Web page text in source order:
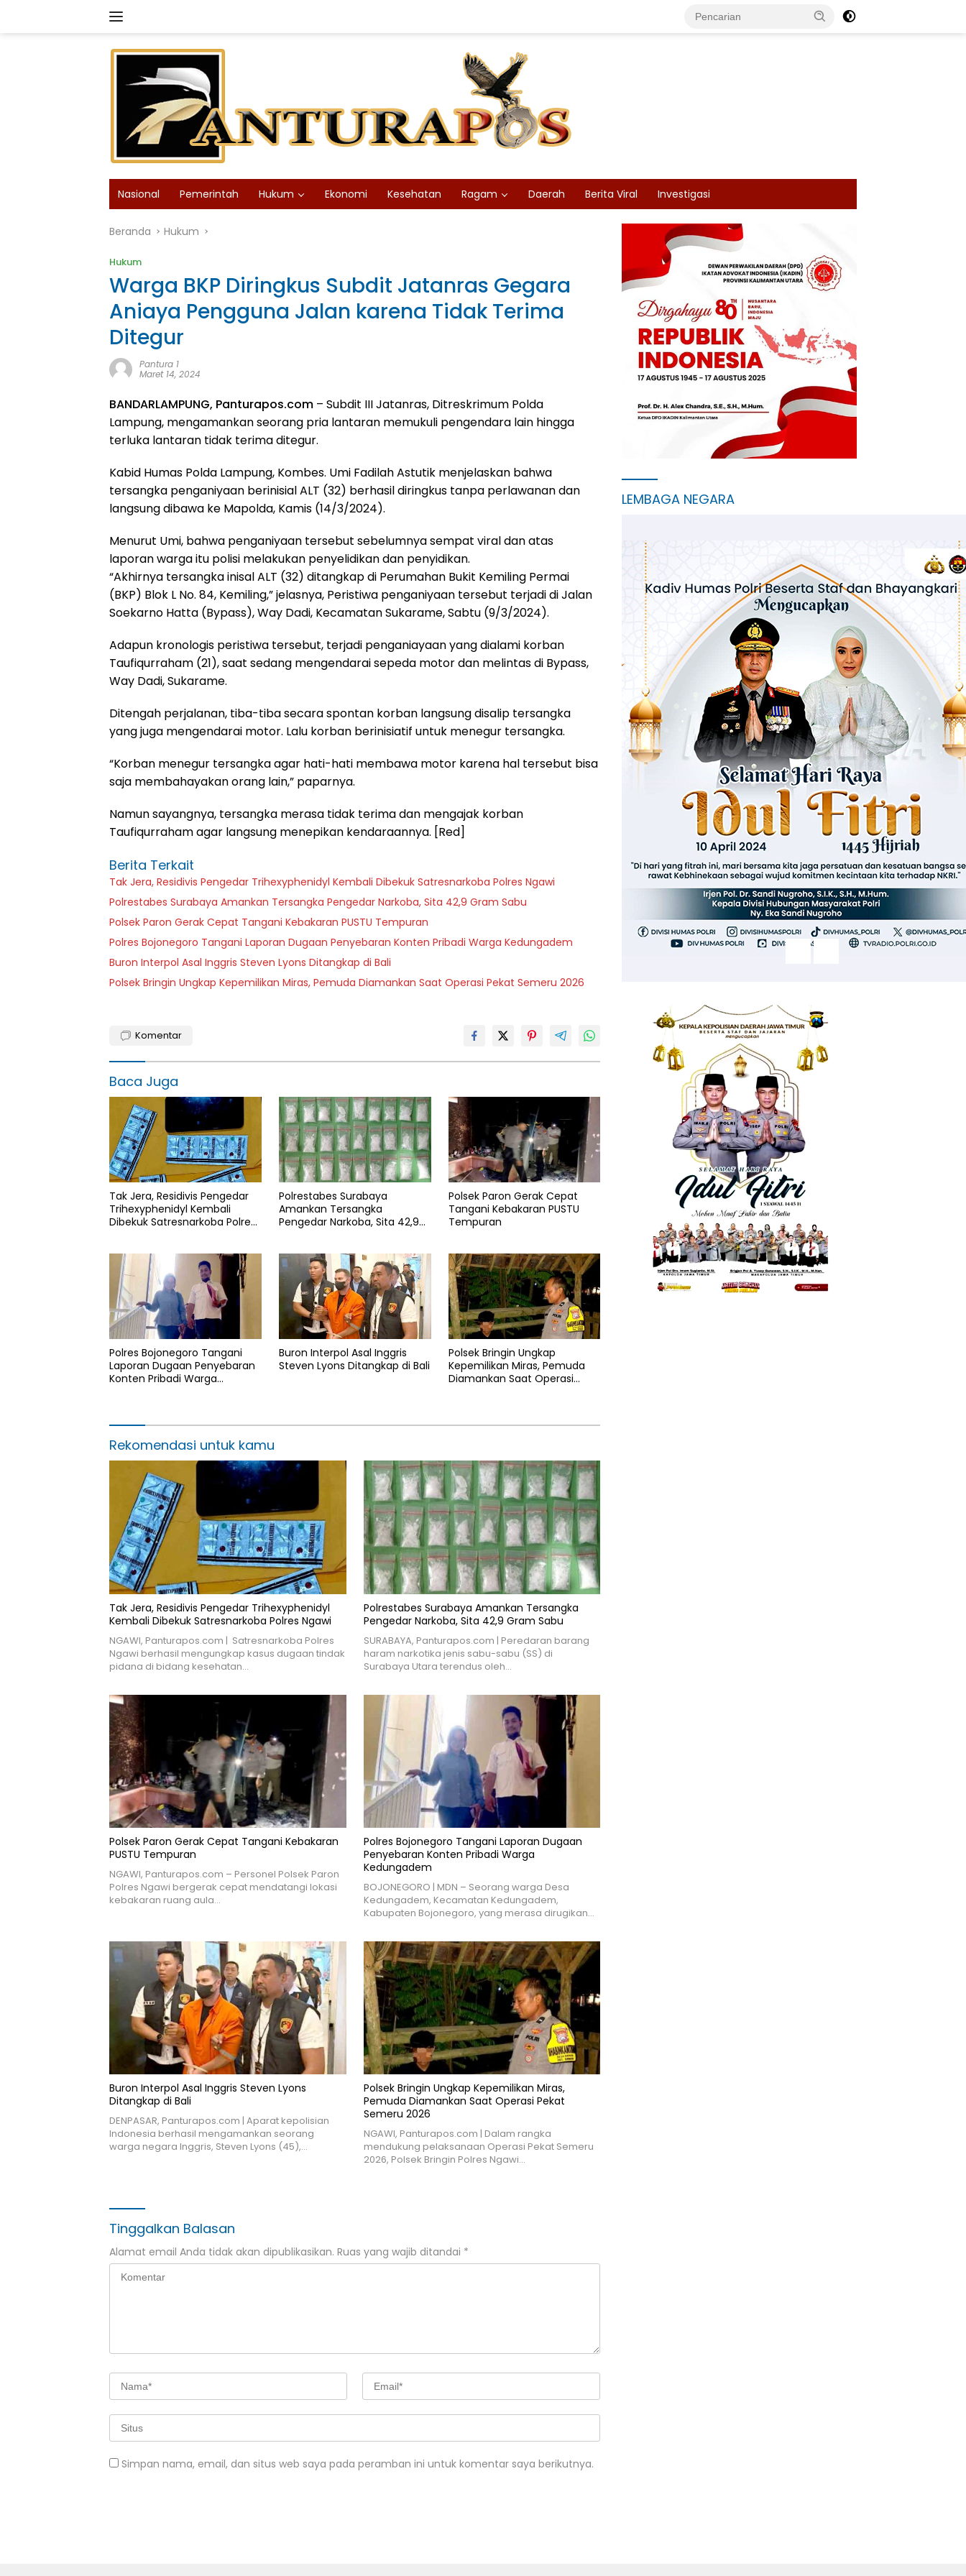
Nasional Pemerintah Hukum Ekonomi Kesehatan Ragam Daerah Berita Viral Investigasi
Beranda Hukum
Hukum
Warga BKP Diringkus Subdit Jatanras Gegara
Aniaya Pengguna Jalan karena Tidak Terima
Ditegur
Pantura 1
Maret 14, 2024
BANDARLAMPUNG, Panturapos.com – Subdit III Jatanras, Ditreskrimum Polda
Lampung, mengamankan seorang pria lantaran memukuli pengendara lain hingga
terluka lantaran tidak terima ditegur.
Kabid Humas Polda Lampung, Kombes. Umi Fadilah Astutik menjelaskan bahwa
tersangka penganiyaan berinisial ALT (32) berhasil diringkus tanpa perlawanan dan
langsung dibawa ke Mapolda, Kamis (14/3/2024).
Menurut Umi, bahwa penganiyaan tersebut sebelumnya sempat viral dan atas
laporan warga itu polisi melakukan penyelidikan dan penyidikan.
“Akhirnya tersangka inisal ALT (32) ditangkap di Perumahan Bukit Kemiling Permai
(BKP) Blok L No. 84, Kemiling,” jelasnya, Peristiwa penganiyaan tersebut terjadi di Jalan
Soekarno Hatta (Bypass), Way Dadi, Kecamatan Sukarame, Sabtu (9/3/2024).
Adapun kronologis peristiwa tersebut, terjadi penganiayaan yang dialami korban
Taufiqurraham (21), saat sedang mengendarai sepeda motor dan melintas di Bypass,
Way Dadi, Sukarame.
Ditengah perjalanan, tiba-tiba secara spontan korban langsung disalip tersangka
yang juga mengendarai motor. Lalu korban berinisiatif untuk menegur tersangka.
“Korban menegur tersangka agar hati-hati membawa motor karena hal tersebut bisa
saja membahayakan orang lain,” paparnya.
Namun sayangnya, tersangka merasa tidak terima dan mengajak korban
Taufiqurraham agar langsung menepikan kendaraannya. [Red]
Berita Terkait
Tak Jera, Residivis Pengedar Trihexyphenidyl Kembali Dibekuk Satresnarkoba Polres Ngawi
Polrestabes Surabaya Amankan Tersangka Pengedar Narkoba, Sita 42,9 Gram Sabu
Polsek Paron Gerak Cepat Tangani Kebakaran PUSTU Tempuran
Polres Bojonegoro Tangani Laporan Dugaan Penyebaran Konten Pribadi Warga Kedungadem
Buron Interpol Asal Inggris Steven Lyons Ditangkap di Bali
Polsek Bringin Ungkap Kepemilikan Miras, Pemuda Diamankan Saat Operasi Pekat Semeru 2026
Komentar
Baca Juga
Tak Jera, Residivis Pengedar
Trihexyphenidyl Kembali
Dibekuk Satresnarkoba Polres
Polrestabes Surabaya
Amankan Tersangka
Pengedar Narkoba, Sita 42,9
Polsek Paron Gerak Cepat
Tangani Kebakaran PUSTU
Tempuran
Polres Bojonegoro Tangani
Laporan Dugaan Penyebaran
Konten Pribadi Warga
Buron Interpol Asal Inggris
Steven Lyons Ditangkap di Bali
Polsek Bringin Ungkap
Kepemilikan Miras, Pemuda
Diamankan Saat Operasi
Rekomendasi untuk kamu
Tak Jera, Residivis Pengedar Trihexyphenidyl
Kembali Dibekuk Satresnarkoba Polres Ngawi
NGAWI, Panturapos.com | Satresnarkoba Polres
Ngawi berhasil mengungkap kasus dugaan tindak
pidana di bidang kesehatan…
Polrestabes Surabaya Amankan Tersangka
Pengedar Narkoba, Sita 42,9 Gram Sabu
SURABAYA, Panturapos.com | Peredaran barang
haram narkotika jenis sabu-sabu (SS) di
Surabaya Utara terendus oleh…
Polsek Paron Gerak Cepat Tangani Kebakaran
PUSTU Tempuran
NGAWI, Panturapos.com – Personel Polsek Paron
Polres Ngawi bergerak cepat mendatangi lokasi
kebakaran ruang aula…
Polres Bojonegoro Tangani Laporan Dugaan
Penyebaran Konten Pribadi Warga
Kedungadem
BOJONEGORO | MDN – Seorang warga Desa
Kedungadem, Kecamatan Kedungadem,
Kabupaten Bojonegoro, yang merasa dirugikan…
Buron Interpol Asal Inggris Steven Lyons
Ditangkap di Bali
DENPASAR, Panturapos.com | Aparat kepolisian
Indonesia berhasil mengamankan seorang
warga negara Inggris, Steven Lyons (45),…
Polsek Bringin Ungkap Kepemilikan Miras,
Pemuda Diamankan Saat Operasi Pekat
Semeru 2026
NGAWI, Panturapos.com | Dalam rangka
mendukung pelaksanaan Operasi Pekat Semeru
2026, Polsek Bringin Polres Ngawi…
Tinggalkan Balasan
Alamat email Anda tidak akan dipublikasikan. Ruas yang wajib ditandai *
Simpan nama, email, dan situs web saya pada peramban ini untuk komentar saya berikutnya.
LEMBAGA NEGARA